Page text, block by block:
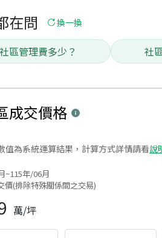
在問 換一換
社區管理費多少？ 社
成交價格
值為系統運算結果，計算方式詳情請看說
~115年/06月
價(排除特殊關係間之交易)
萬/坪